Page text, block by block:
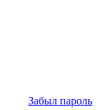
Забыл пароль